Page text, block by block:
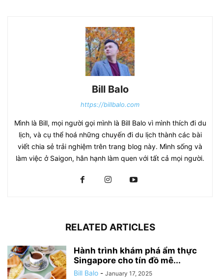
Bill Balo
https://billbalo.com
Mình là Bill, mọi người gọi mình là Bill Balo vì mình thích đi du
lịch, và cụ thể hoá những chuyến đi du lịch thành các bài
viết chia sẻ trải nghiệm trên trang blog này. Mình sống và
làm việc ở Saigon, hân hạnh làm quen với tất cả mọi người.
RELATED ARTICLES
Hành trình khám phá ẩm thực
Singapore cho tín đồ mê...
Bill Balo - January 17, 2025